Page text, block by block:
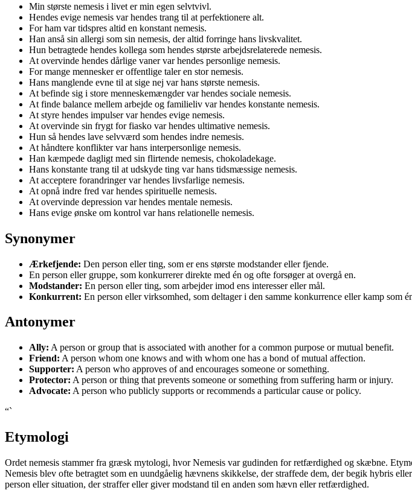
Min største nemesis i livet er min egen selvtvivl.
Hendes evige nemesis var hendes trang til at perfektionere alt.
For ham var tidspres altid en konstant nemesis.
Han anså sin allergi som sin nemesis, der altid forringe hans livskvalitet.
Hun betragtede hendes kollega som hendes største arbejdsrelaterede nemesis.
At overvinde hendes dårlige vaner var hendes personlige nemesis.
For mange mennesker er offentlige taler en stor nemesis.
Hans manglende evne til at sige nej var hans største nemesis.
At befinde sig i store menneskemængder var hendes sociale nemesis.
At finde balance mellem arbejde og familieliv var hendes konstante nemesis.
At styre hendes impulser var hendes evige nemesis.
At overvinde sin frygt for fiasko var hendes ultimative nemesis.
Hun så hendes lave selvværd som hendes indre nemesis.
At håndtere konflikter var hans interpersonlige nemesis.
Han kæmpede dagligt med sin flirtende nemesis, chokoladekage.
Hans konstante trang til at udskyde ting var hans tidsmæssige nemesis.
At acceptere forandringer var hendes livsfarlige nemesis.
At opnå indre fred var hendes spirituelle nemesis.
At overvinde depression var hendes mentale nemesis.
Hans evige ønske om kontrol var hans relationelle nemesis.
Synonymer
Ærkefjende: Den person eller ting, som er ens største modstander eller fjende.
En person eller gruppe, som konkurrerer direkte med én og ofte forsøger at overgå en.
Modstander: En person eller ting, som arbejder imod ens interesser eller mål.
Konkurrent: En person eller virksomhed, som deltager i den samme konkurrence eller kamp som
Antonymer
Ally: A person or group that is associated with another for a common purpose or mutual benefit.
Friend: A person whom one knows and with whom one has a bond of mutual affection.
Supporter: A person who approves of and encourages someone or something.
Protector: A person or thing that prevents someone or something from suffering harm or injury.
Advocate: A person who publicly supports or recommends a particular cause or policy.
“`
Etymologi
Ordet nemesis stammer fra græsk mytologi, hvor Nemesis var gudinden for retfærdighed og skæbne.
Nemesis blev ofte betragtet som en uundgåelig hævnens skikkelse, der straffede dem, der begik hybris
person eller situation, der straffer eller giver modstand til en anden som hævn eller retfærdighed.